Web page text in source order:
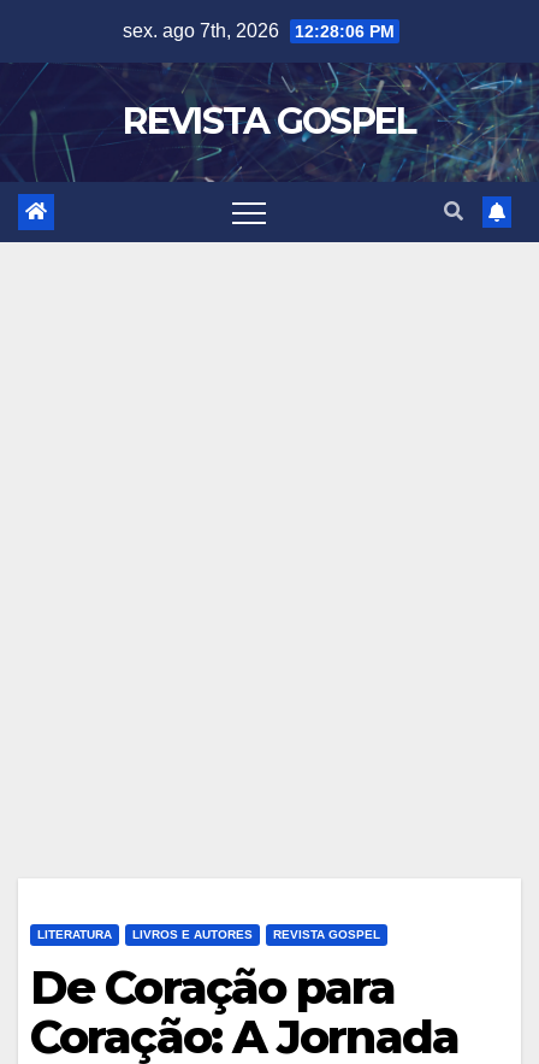
content
sex. ago 7th, 2026 12:28:09 PM
REVISTA GOSPEL
LITERATURA LIVROS E AUTORES REVISTA GOSPEL
De Coração para
Coração: A Jornada